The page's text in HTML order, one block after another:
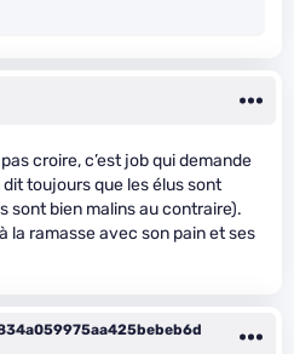
croire, c’est job qui demande
toujours que les élus sont
sont bien malins au contraire).
la ramasse avec son pain et ses